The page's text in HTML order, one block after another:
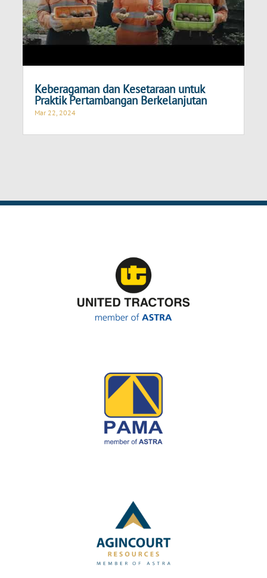
Keberagaman dan Kesetaraan untuk
Praktik Pertambangan Berkelanjutan
Mar 22, 2024